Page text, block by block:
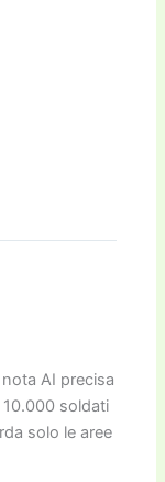
AI precisa
10.000 soldati
solo le aree